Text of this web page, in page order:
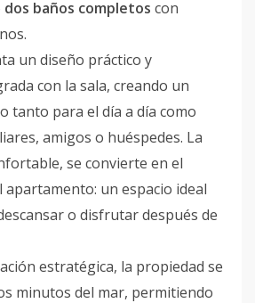
dos baños completos con
un diseño práctico y
con la sala, creando un
tanto para el día a día como
amigos o huéspedes. La
se convierte en el
un espacio ideal
o disfrutar después de
estratégica, la propiedad se
minutos del mar, permitiendo